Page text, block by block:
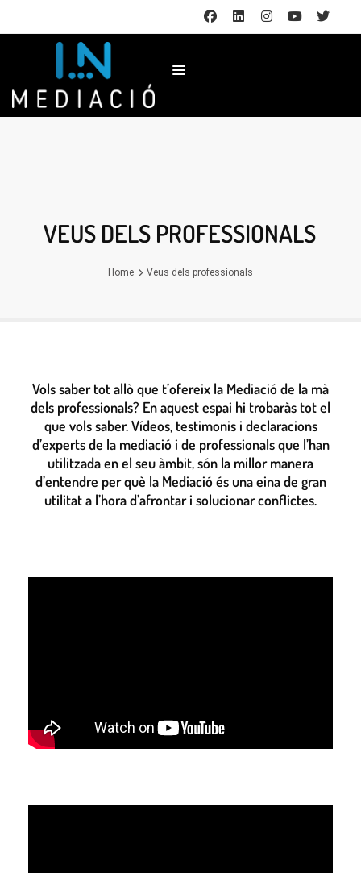
VEUS DELS PROFESSIONALS
Home Veus dels professionals
Vols saber tot allò que t’ofereix la Mediació de la mà
dels professionals? En aquest espai hi trobaràs tot el
que vols saber. Vídeos, testimonis i declaracions
d’experts de la mediació i de professionals que l’han
utilitzada en el seu àmbit, són la millor manera
d’entendre per què la Mediació és una eina de gran
utilitat a l’hora d’afrontar i solucionar conflictes.